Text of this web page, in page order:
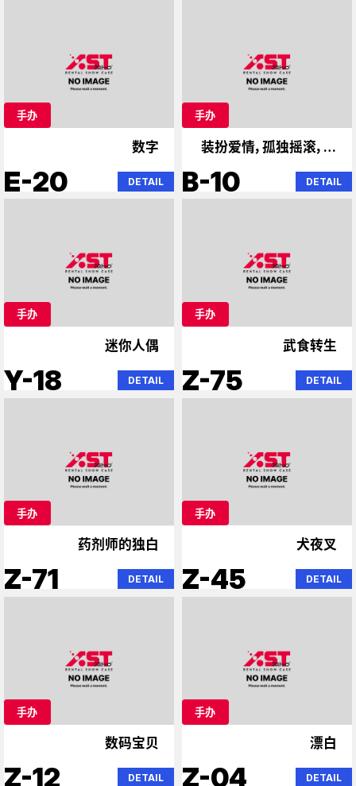
手办
数字
E-20 DETAIL
手办
装扮爱情，孤独摇滚，初
音未来
B-10 DETAIL
手办
迷你人偶
Y-18 DETAIL
手办
武食转生
Z-75 DETAIL
手办
药剂师的独白
Z-71 DETAIL
手办
犬夜叉
Z-45 DETAIL
手办
数码宝贝
Z-12 DETAIL
手办
漂白
Z-04 DETAIL